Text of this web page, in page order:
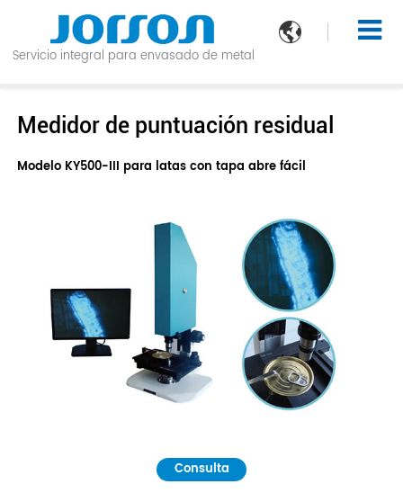

Servicio integral para envasado de metal
Medidor de puntuación residual
Modelo KY500-III para latas con tapa abre fácil
Consulta